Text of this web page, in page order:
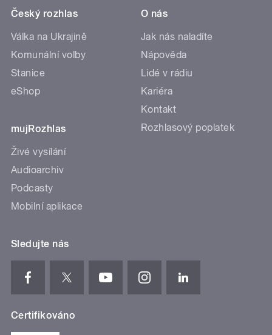
Český rozhlas
Válka na Ukrajině
Komunální volby
Stanice
eShop
mujRozhlas
Živé vysílání
Audioarchiv
Podcasty
Mobilní aplikace
O nás
Jak nás naladíte
Nápověda
Lidé v rádiu
Kariéra
Kontakt
Rozhlasový poplatek
Sledujte nás
Certifikováno